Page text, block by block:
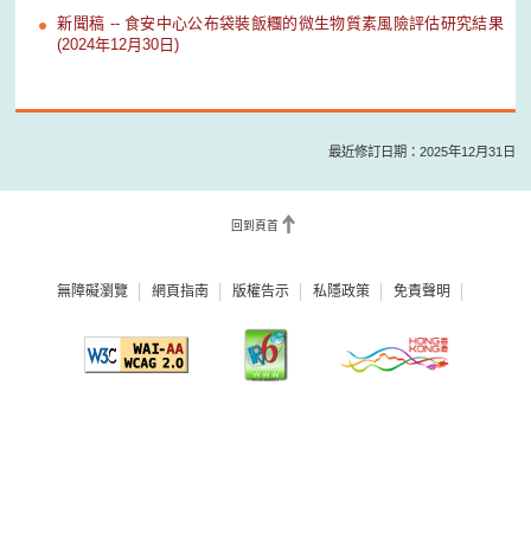
新聞稿 -- 食安中心公布袋裝飯糰的微生物質素風險評估研究結果
(2024年12月30日)
最近修訂日期：2025年12月31日
回到頁首
無障礙瀏覽 網頁指南 版權告示 私隱政策 免責聲明